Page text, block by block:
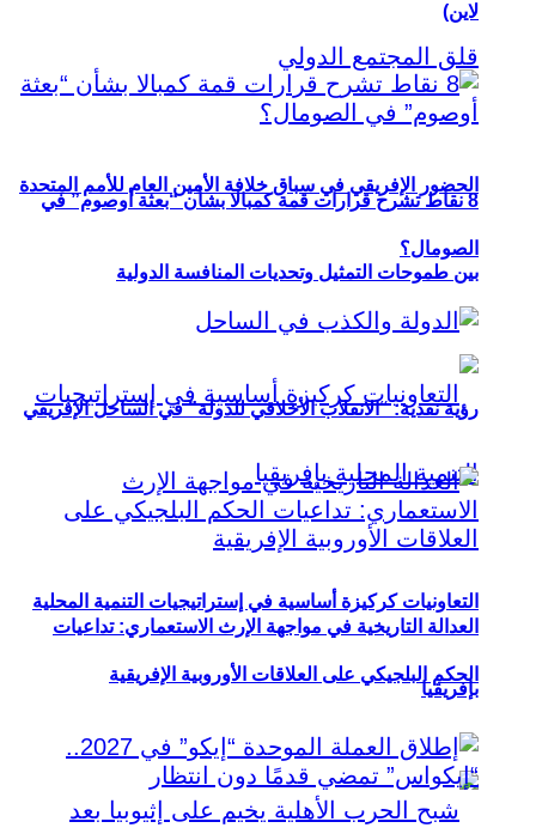
الحضور الإفريقي في سباق خلافة الأمين العام للأمم المتحدة
بين طموحات التمثيل وتحديات المنافسة الدولية
التعاونيات كركيزة أساسية في إستراتيجيات التنمية المحلية
بإفريقيا
لاين)
8 نقاط تشرح قرارات قمة كمبالا بشأن “بعثة أوصوم” في
الصومال؟
رؤية نقدية: “الانقلاب الأخلاقي للدولة” في الساحل الإفريقي
العدالة التاريخية في مواجهة الإرث الاستعماري: تداعيات
الحكم البلجيكي على العلاقات الأوروبية الإفريقية